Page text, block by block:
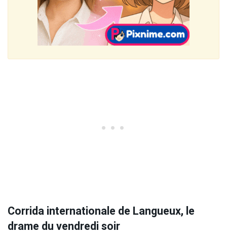
Corrida internationale de Langueux, le
drame du vendredi soir